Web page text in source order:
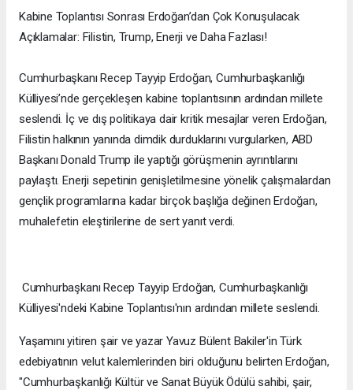
Kabine Toplantısı Sonrası Erdoğan’dan Çok Konuşulacak
Açıklamalar: Filistin, Trump, Enerji ve Daha Fazlası!
Cumhurbaşkanı Recep Tayyip Erdoğan, Cumhurbaşkanlığı
Külliyesi’nde gerçekleşen kabine toplantısının ardından millete
seslendi. İç ve dış politikaya dair kritik mesajlar veren Erdoğan,
Filistin halkının yanında dimdik durduklarını vurgularken, ABD
Başkanı Donald Trump ile yaptığı görüşmenin ayrıntılarını
paylaştı. Enerji sepetinin genişletilmesine yönelik çalışmalardan
gençlik programlarına kadar birçok başlığa değinen Erdoğan,
muhalefetin eleştirilerine de sert yanıt verdi.
Cumhurbaşkanı Recep Tayyip Erdoğan, Cumhurbaşkanlığı
Külliyesi'ndeki Kabine Toplantısı'nın ardından millete seslendi.
Yaşamını yitiren şair ve yazar Yavuz Bülent Bakiler'in Türk
edebiyatının velut kalemlerinden biri olduğunu belirten Erdoğan,
"Cumhurbaşkanlığı Kültür ve Sanat Büyük Ödülü sahibi, şair,